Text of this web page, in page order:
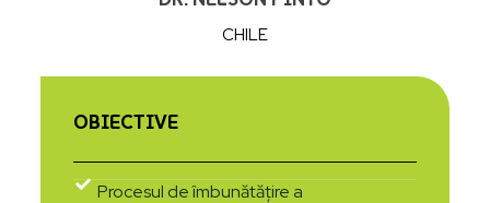
CHILE
OBIECTIVE
Procesul de îmbunătățire a